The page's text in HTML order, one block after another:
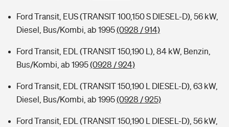
Ford Transit, EUS (TRANSIT 100,150 S DIESEL-D), 56 kW,
Diesel, Bus/Kombi, ab 1995(0928 / 914)
Ford Transit, EDL (TRANSIT 150,190 L), 84 kW, Benzin,
Bus/Kombi, ab 1995(0928 / 924)
Ford Transit, EDL (TRANSIT 150,190 L DIESEL-D), 63 kW,
Diesel, Bus/Kombi, ab 1995(0928 / 925)
Ford Transit, EDL (TRANSIT 150,190 L DIESEL-D), 56 kW,